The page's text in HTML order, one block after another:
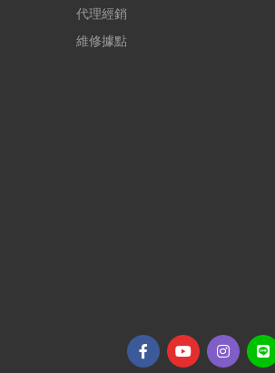
代理經銷
維修據點